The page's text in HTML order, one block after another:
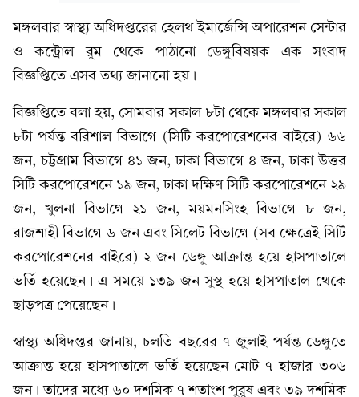
মঙ্গলবার স্বাস্থ্য অধিদপ্তরের হেলথ ইমার্জেন্সি অপারেশন সেন্টার
ও কন্ট্রোল রুম থেকে পাঠানো ডেঙ্গুবিষয়ক এক সংবাদ
বিজ্ঞপ্তিতে এসব তথ্য জানানো হয়।
বিজ্ঞপ্তিতে বলা হয়, সোমবার সকাল ৮টা থেকে মঙ্গলবার সকাল
৮টা পর্যন্ত বরিশাল বিভাগে (সিটি করপোরেশনের বাইরে) ৬৬
জন, চট্টগ্রাম বিভাগে ৪১ জন, ঢাকা বিভাগে ৪ জন, ঢাকা উত্তর
সিটি করপোরেশনে ১৯ জন, ঢাকা দক্ষিণ সিটি করপোরেশনে ২৯
জন, খুলনা বিভাগে ২১ জন, ময়মনসিংহ বিভাগে ৮ জন,
রাজশাহী বিভাগে ৬ জন এবং সিলেট বিভাগে (সব ক্ষেত্রেই সিটি
করপোরেশনের বাইরে) ২ জন ডেঙ্গু আক্রান্ত হয়ে হাসপাতালে
ভর্তি হয়েছেন। এ সময়ে ১৩৯ জন সুস্থ হয়ে হাসপাতাল থেকে
ছাড়পত্র পেয়েছেন।
স্বাস্থ্য অধিদপ্তর জানায়, চলতি বছরের ৭ জুলাই পর্যন্ত ডেঙ্গুতে
আক্রান্ত হয়ে হাসপাতালে ভর্তি হয়েছেন মোট ৭ হাজার ৩০৬
জন। তাদের মধ্যে ৬০ দশমিক ৭ শতাংশ পুরুষ এবং ৩৯ দশমিক